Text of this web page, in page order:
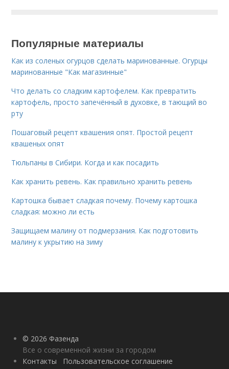
Популярные материалы
Как из соленых огурцов сделать маринованные. Огурцы
маринованные "Как магазинные"
Что делать со сладким картофелем. Как превратить
картофель, просто запечённый в духовке, в тающий во
рту
Пошаговый рецепт квашения опят. Простой рецепт
квашеных опят
Тюльпаны в Сибири. Когда и как посадить
Как хранить ревень. Как правильно хранить ревень
Картошка бывает сладкая почему. Почему картошка
сладкая: можно ли есть
Защищаем малину от подмерзания. Как подготовить
малину к укрытию на зиму
© 2026 Фазенда
Все о современной жизни за городом
Контакты
Пользовательское соглашение